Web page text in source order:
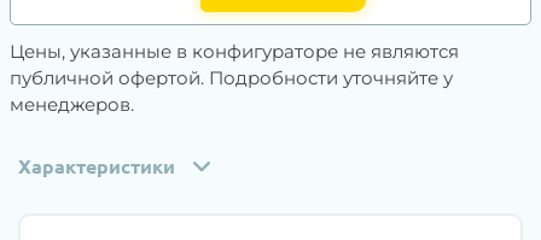
Цены, указанные в конфигураторе не являются
публичной офертой. Подробности уточняйте у
менеджеров.
Характеристики